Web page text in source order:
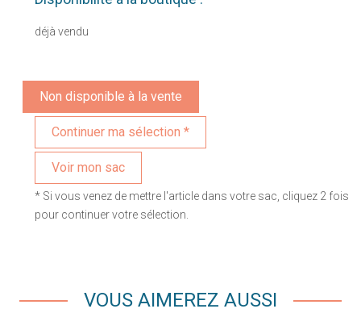
déjà vendu
Non disponible à la vente
Voir mon sac
* Si vous venez de mettre l'article dans votre sac, cliquez 2 fois
pour continuer votre sélection.
VOUS AIMEREZ AUSSI